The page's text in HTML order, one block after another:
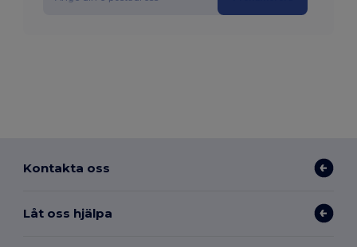
Kontakta oss
Låt oss hjälpa